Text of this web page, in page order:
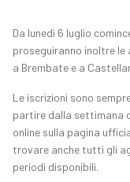
Da lunedì 6 luglio
proseguiranno inoltre
a Brembate e a
Le iscrizioni sono
partire dalla settimana
online sulla pagina
trovare anche tutti gli
periodi disponibili.